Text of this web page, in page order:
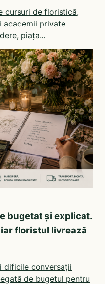
cursuri de floristică,
academii private
piața...
bugetat și explicat.
iar floristul livrează
dificile conversații
de bugetul pentru